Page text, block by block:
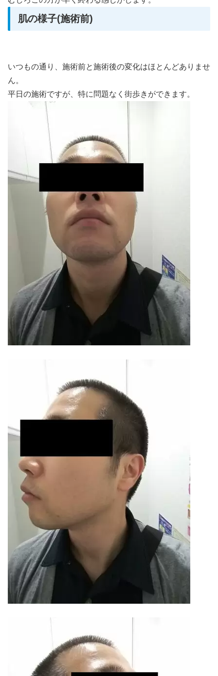
肌の様子(施術前)
いつもの通り、施術前と施術後の変化はほとんどありませ
ん。
平日の施術ですが、特に問題なく街歩きができます。